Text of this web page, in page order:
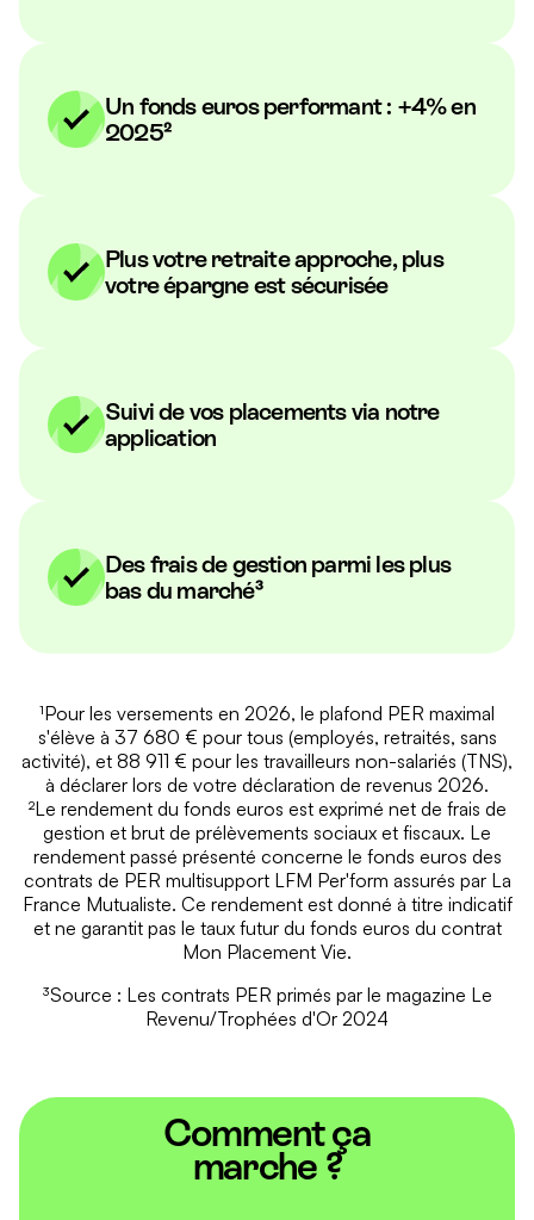
Un fonds euros performant : +4% en
2025²
Plus votre retraite approche, plus
votre épargne est sécurisée
Suivi de vos placements via notre
application
Des frais de gestion parmi les plus
bas du marché³
¹Pour les versements en 2026, le plafond PER maximal
s'élève à 37 680 € pour tous (employés, retraités, sans
activité), et 88 911 € pour les travailleurs non-salariés (TNS),
à déclarer lors de votre déclaration de revenus 2026.
²Le rendement du fonds euros est exprimé net de frais de
gestion et brut de prélèvements sociaux et fiscaux. Le
rendement passé présenté concerne le fonds euros des
contrats de PER multisupport LFM Per'form assurés par La
France Mutualiste. Ce rendement est donné à titre indicatif
et ne garantit pas le taux futur du fonds euros du contrat
Mon Placement Vie.
³Source : Les contrats PER primés par le magazine Le
Revenu/Trophées d'Or 2024
Comment ça
marche ?